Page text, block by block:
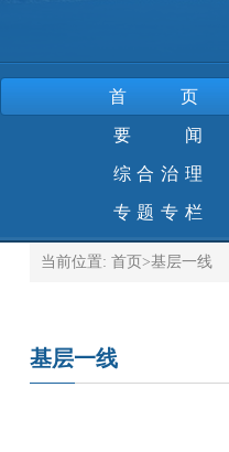
首页
要 闻
综合治理
专题专栏
当前位置: 首页 >基层一线
基层一线